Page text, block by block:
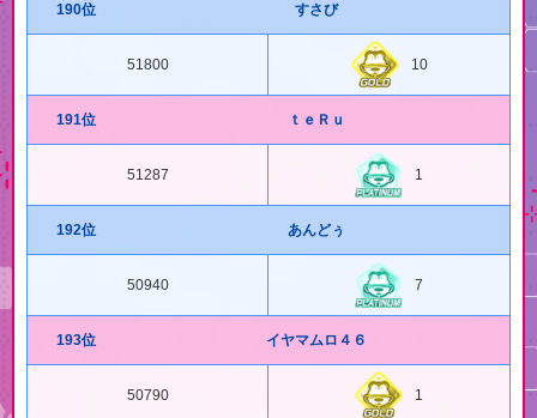
190位 すさび
51800 10
191位 ｔｅＲｕ
51287 1
192位 あんどぅ
50940 7
193位 イヤマムロ４６
50790 1